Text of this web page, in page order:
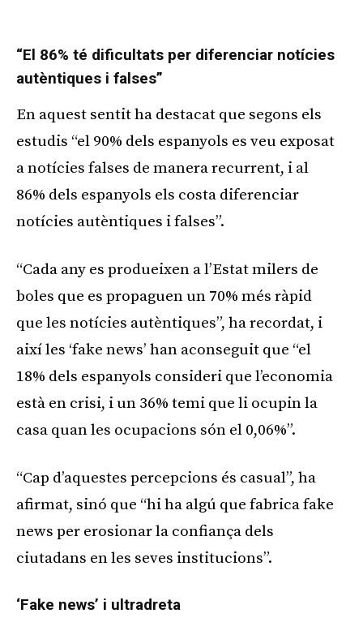
“El 86% té dificultats per diferenciar notícies
autèntiques i falses”
En aquest sentit ha destacat que segons els
estudis “el 90% dels espanyols es veu exposat
a notícies falses de manera recurrent, i al
86% dels espanyols els costa diferenciar
notícies autèntiques i falses”.
“Cada any es produeixen a l’Estat milers de
boles que es propaguen un 70% més ràpid
que les notícies autèntiques”, ha recordat, i
així les ‘fake news’ han aconseguit que “el
18% dels espanyols consideri que l’economia
està en crisi, i un 36% temi que li ocupin la
casa quan les ocupacions són el 0,06%”.
“Cap d’aquestes percepcions és casual”, ha
afirmat, sinó que “hi ha algú que fabrica fake
news per erosionar la confiança dels
ciutadans en les seves institucions”.
‘Fake news’ i ultradreta